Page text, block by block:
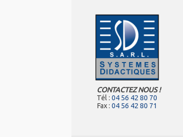
CONTACTEZ NOUS !
Tél : 04 56 42 80 70
Fax : 04 56 42 80 71